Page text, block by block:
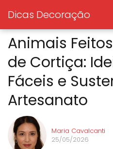
Dicas Decoração
Animais
de Cortiça:
Fáceis e
Artesanato
Maria Cavalcanti
25/05/2026